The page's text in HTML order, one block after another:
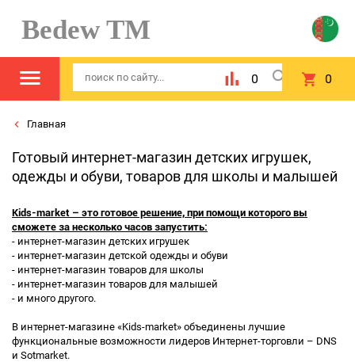
Bedew TM
0 0
Главная
Готовый интернет-магазин детских игрушек,
одежды и обуви, товаров для школы и малышей
Kids-market – это готовое решение, при помощи которого вы
сможете за несколько часов запустить:
- интернет-магазин детских игрушек
- интернет-магазин детской одежды и обуви
- интернет-магазин товаров для школы
- интернет-магазин товаров для малышей
- и много другого.
В интернет-магазине «Kids-market» объединены лучшие
функциональные возможности лидеров Интернет-торговли – DNS
и Sotmarket.